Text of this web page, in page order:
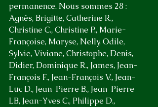
permanence. Nous sommes 28 :
Agnès, Brigitte, Catherine R.,
Christine C., Christine P., Marie-
Françoise, Maryse, Nelly, Odile,
Sylvie, Viviane, Christophe, Denis,
Didier, Dominique R., James, Jean-
François F., Jean-François V., Jean-
Luc D., Jean-Pierre B., Jean-Pierre
LB, Jean-Yves C., Philippe D.,